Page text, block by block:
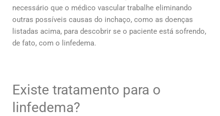
necessário que o médico vascular trabalhe eliminando
outras possíveis causas do inchaço, como as doenças
listadas acima, para descobrir se o paciente está sofrendo,
de fato, com o linfedema.
Existe tratamento para o
linfedema?